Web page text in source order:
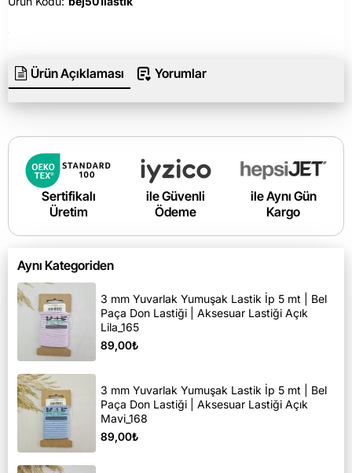
Ürün Açıklaması Yorumlar
Sertifikalı
Üretim
ile Güvenli
Ödeme
ile Aynı Gün
Kargo
Aynı Kategoriden
3 mm Yuvarlak Yumuşak Lastik İp 5 mt | Bel
Paça Don Lastiği | Aksesuar Lastiği Açık
Lila_165
89,00₺
3 mm Yuvarlak Yumuşak Lastik İp 5 mt | Bel
Paça Don Lastiği | Aksesuar Lastiği Açık
Mavi_168
89,00₺